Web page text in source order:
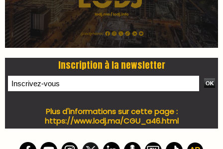
Inscription à la newsletter
Plus d'informations sur cette page :
https://www.lodj.ma/CGU_a46.html